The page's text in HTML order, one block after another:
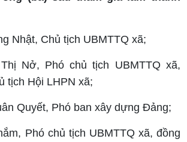
Nhật, Chủ tịch UBMTTQ xã;
Nở, Phó chủ tịch UBMTTQ xã,
tịch Hội LHPN xã;
Quyết, Phó ban xây dựng Đảng;
Phó chủ tịch UBMTTQ xã, đồng